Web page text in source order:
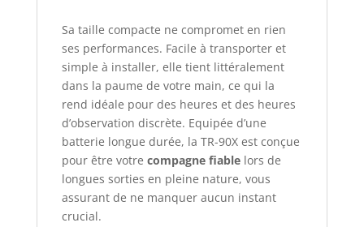
Sa taille compacte ne compromet en rien
ses performances. Facile à transporter et
simple à installer, elle tient littéralement
dans la paume de votre main, ce qui la
rend idéale pour des heures et des heures
d’observation discrète. Equipée d’une
batterie longue durée, la TR-90X est conçue
pour être votre compagne fiablelors de
longues sorties en pleine nature, vous
assurant de ne manquer aucun instant
crucial.